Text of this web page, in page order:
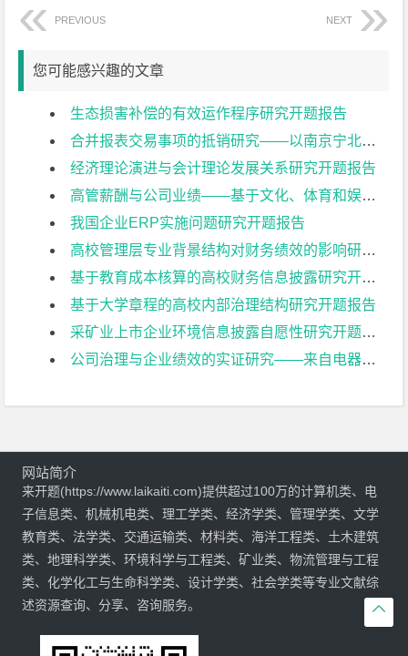
PREVIOUS NEXT
您可能感兴趣的文章
生态损害补偿的有效运作程序研究开题报告
合并报表交易事项的抵销研究——以南京宁北轨道交通有限公司为例开题报告
经济理论演进与会计理论发展关系研究开题报告
高管薪酬与公司业绩——基于文化、体育和娱乐业上市公司的实证研究开题报告
我国企业ERP实施问题研究开题报告
高校管理层专业背景结构对财务绩效的影响研究开题报告
基于教育成本核算的高校财务信息披露研究开题报告
基于大学章程的高校内部治理结构研究开题报告
采矿业上市企业环境信息披露自愿性研究开题报告
公司治理与企业绩效的实证研究——来自电器机械及器材制造业上市公司的经验证据开题报告

网站简介
来开题(https://www.laikaiti.com)提供超过100万的计算机类、电
子信息类、机械机电类、理工学类、经济学类、管理学类、文学
教育类、法学类、交通运输类、材料类、海洋工程类、土木建筑
类、地理科学类、环境科学与工程类、矿业类、物流管理与工程
类、化学化工与生命科学类、设计学类、社会学类等专业文献综
述资源查询、分享、咨询服务。